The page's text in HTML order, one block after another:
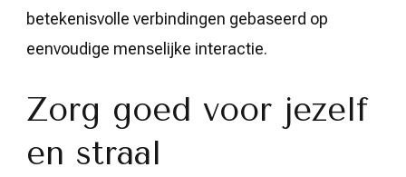
betekenisvolle verbindingen gebaseerd op
eenvoudige menselijke interactie.
Zorg goed voor jezelf
en straal